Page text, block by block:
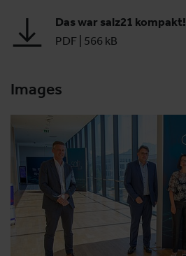
Das war salz21 kompakt!
PDF 566 kB
Images